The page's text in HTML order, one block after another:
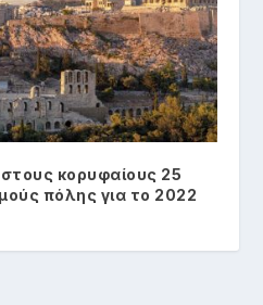
κορυφαίους 25
πόλης για το 2022